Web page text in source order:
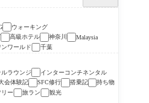
ウォーキング
高級ホテル 神奈川
Malaysia
ワールド 千葉
ルラウンジ
インターコンチネンタル
会体験記 SFC修行 搭乗記
持ち物
ー 旅ラン
観光